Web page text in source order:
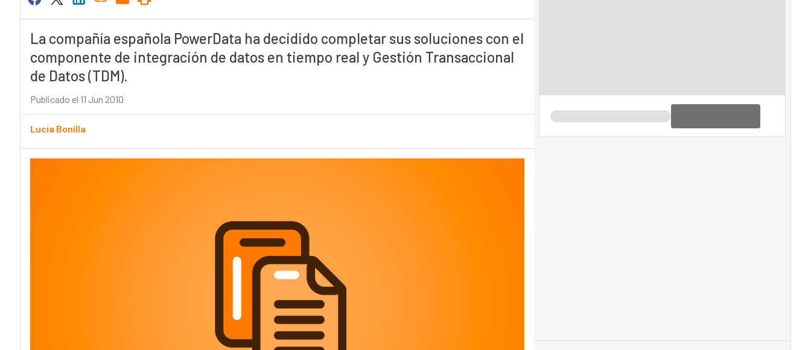
La compañía española PowerData ha decidido completar sus soluciones con el
componente de integración de datos en tiempo real y Gestión Transaccional
de Datos (TDM).
Publicado el 11 Jun 2010
Lucía Bonilla